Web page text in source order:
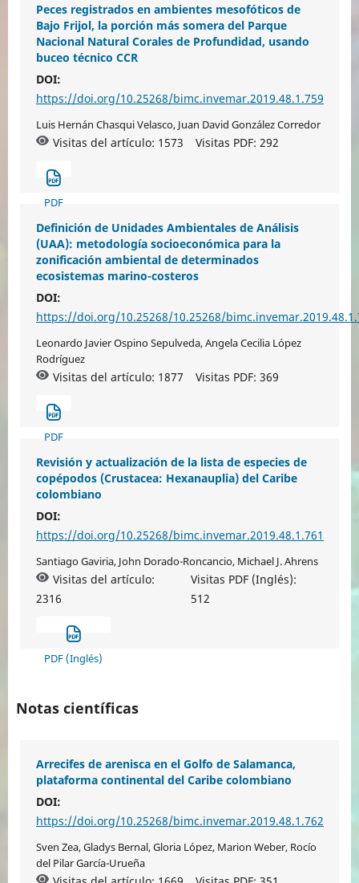
Peces registrados en ambientes mesofóticos de
Bajo Frijol, la porción más somera del Parque
Nacional Natural Corales de Profundidad, usando
buceo técnico CCR
DOI:
https://doi.org/10.25268/bimc.invemar.2019.48.1.759
Luis Hernán Chasqui Velasco, Juan David González Corredor
Visitas del artículo: 1573 Visitas PDF: 292
PDF
Definición de Unidades Ambientales de Análisis
(UAA): metodología socioeconómica para la
zonificación ambiental de determinados
ecosistemas marino-costeros
DOI:
https://doi.org/10.25268/10.25268/
Leonardo Javier Ospino Sepulveda, Angela Cecilia López
Rodríguez
Visitas del artículo: 1877 Visitas PDF: 369
PDF
Revisión y actualización de la lista de especies de
copépodos (Crustacea: Hexanauplia) del Caribe
colombiano
DOI:
https://doi.org/10.25268/bimc.invemar.2019.48.1.761
Santiago Gaviria, John Dorado-Roncancio, Michael J. Ahrens
Visitas del artículo:
2316
Visitas PDF (Inglés):
512
PDF (Inglés)
Notas científicas
Arrecifes de arenisca en el Golfo de Salamanca,
plataforma continental del Caribe colombiano
DOI:
https://doi.org/10.25268/bimc.invemar.2019.48.1.762
Sven Zea, Gladys Bernal, Gloria López, Marion Weber, Rocío
del Pilar García-Urueña